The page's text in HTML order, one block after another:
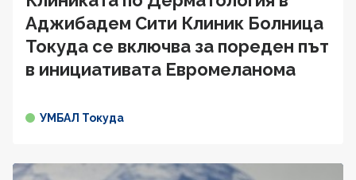
Аджибадем Сити Клиник Болница
Токуда се включва за пореден път
в инициативата Евромеланома
УМБАЛ Токуда